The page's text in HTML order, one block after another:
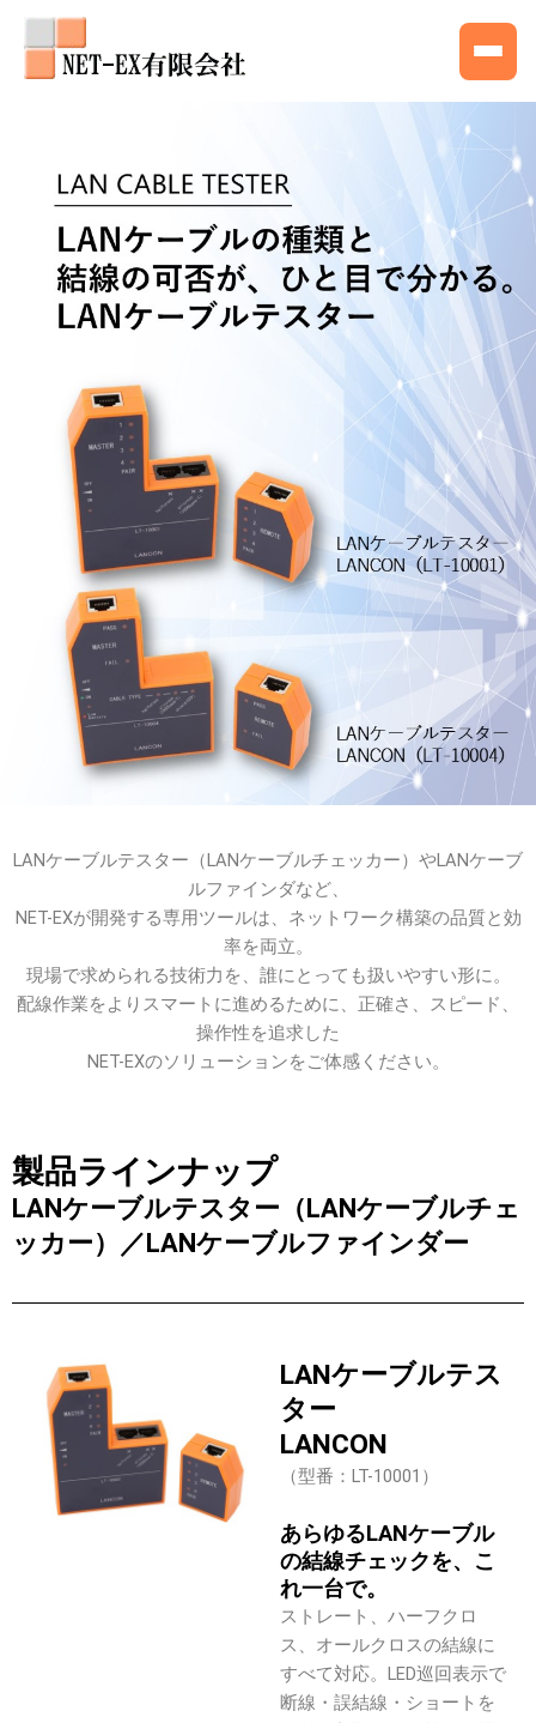
LANケーブルテスター（LANケーブルチェッカー）やLANケーブ
ルファインダなど、
NET-EXが開発する専用ツールは、ネットワーク構築の品質と効
率を両立。
現場で求められる技術力を、誰にとっても扱いやすい形に。
配線作業をよりスマートに進めるために、正確さ、スピード、
操作性を追求した
NET-EXのソリューションをご体感ください。
製品ラインナップ
LANケーブルテスター（LANケーブルチェ
ッカー）／LANケーブルファインダー
LANケーブルテス
ター
LANCON
（型番：LT-10001）
あらゆるLANケーブル
の結線チェックを、こ
れ一台で。
ストレート、ハーフクロ
ス、オールクロスの結線に
すべて対応。LED巡回表示で
断線・誤結線・ショートを